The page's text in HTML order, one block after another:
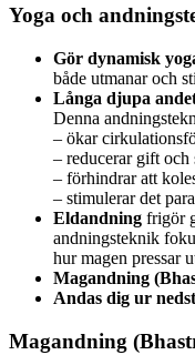
Yoga och
Gör dynamisk
både utmanar och
Långa djupa
Denna
– ökar
– reducerar gift
– förhindrar att
– stimulerar det
Eldandning frigör
andningsteknik
hur magen pressar
Magandning
Andas dig ur
Magandning